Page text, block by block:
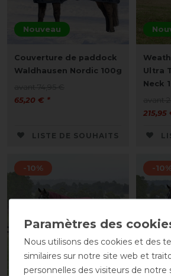
Nouveau
Couverture de paddock
Waldhausen Nordic 100g
65,20 € *
LISTE DE SOUHAITS
Ultra
Neck
215,95
Nouveau
-10% -
Nous utilisons des cookies et des
similaires sur notre site web et
personnelles des visiteurs de notre